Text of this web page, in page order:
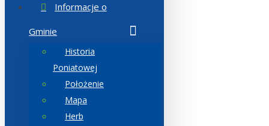
Informacje o
Gminie
Historia
Poniatowej
Położenie
Mapa
Herb